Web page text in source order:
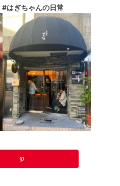
#はぎちゃんの日常